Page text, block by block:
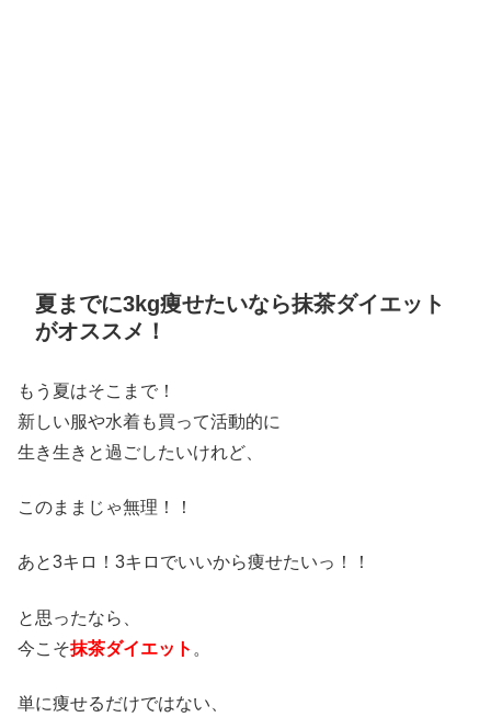
夏までに3kg痩せたいなら抹茶ダイエット
がオススメ！
もう夏はそこまで！
新しい服や水着も買って活動的に
生き生きと過ごしたいけれど、
このままじゃ無理！！
あと3キロ！3キロでいいから痩せたいっ！！
と思ったなら、
今こそ抹茶ダイエット 。
単に痩せるだけではない、